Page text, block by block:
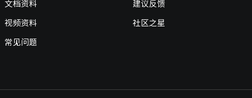
文档资料
视频资料
常见问题
建议反馈
社区之星